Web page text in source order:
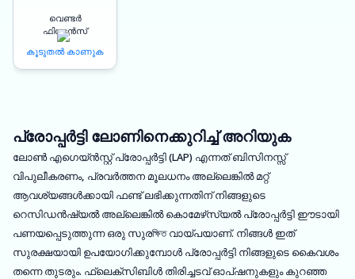
വെണ്ടർ
ഫിനാൻസ്
കൂടുതൽ കാണുക
പ്രോപ്പർട്ടി ലോണിനെക്കുറിച്ച് അറിയുക
ലോൺ എഗെയ്ൻസ്റ്റ് പ്രോപ്പർട്ടി (LAP) എന്നത് ബിസിനസ്സ്
വിപുലീകരണം, പ്രവർത്തന മൂലധനം അല്ലെങ്കിൽ മറ്റ്
ആവശ്യങ്ങൾക്കായി ഫണ്ട് ലഭിക്കുന്നതിന് നിങ്ങളുടെ
റെസിഡൻഷ്യൽ അല്ലെങ്കിൽ കൊമേഴ്‌സ്യൽ പ്രോപ്പർട്ടി ഈടായി
പണയപ്പെടുത്തുന്ന ഒരു സുരক্ষিত വായ്പയാണ്. നിങ്ങൾ ഇത്
സുരക്ഷയായി ഉപയോഗിക്കുമ്പോൾ പ്രോപ്പർട്ടി നിങ്ങളുടെ കൈവശം
തന്നെ തുടരും. ഫ്ലെക്സിബിൾ തിരിച്ചടവ് ഓപ്ഷനുകളും കുറഞ്ഞ